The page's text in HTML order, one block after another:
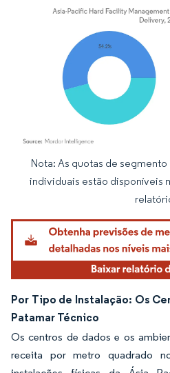
Imagem © Mordor Intelligence. O reuso
Nota: As quotas de
individuais estão disponíveis
Por Tipo de Instalação: Os
Patamar Técnico
Os centros de dados e os
receita por metro quadrado